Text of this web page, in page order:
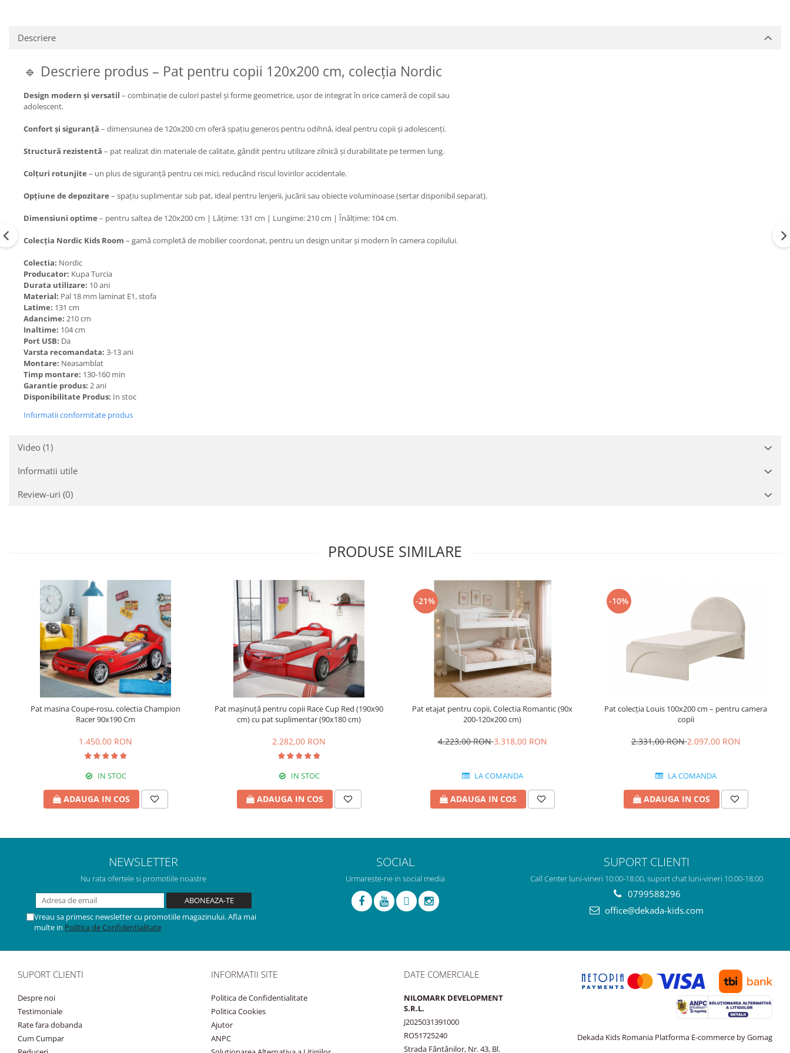
Descriere
🔹 Descriere produs – Pat pentru copii 120x200 cm, colecția Nordic
Design modern și versatil – combinație de culori pastel și forme geometrice, ușor de integrat în orice cameră de copil sau
adolescent.
Confort și siguranță – dimensiunea de 120x200 cm oferă spațiu generos pentru odihnă, ideal pentru copii și adolescenți.
Structură rezistentă – pat realizat din materiale de calitate, gândit pentru utilizare zilnică și durabilitate pe termen lung.
Colțuri rotunjite – un plus de siguranță pentru cei mici, reducând riscul lovirilor accidentale.
Opțiune de depozitare – spațiu suplimentar sub pat, ideal pentru lenjerii, jucării sau obiecte voluminoase (sertar disponibil separat).
Dimensiuni optime – pentru saltea de 120x200 cm | Lățime: 131 cm | Lungime: 210 cm | Înălțime: 104 cm.
Colecția Nordic Kids Room – gamă completă de mobilier coordonat, pentru un design unitar și modern în camera copilului.
Colectia: Nordic
Producator: Kupa Turcia
Durata utilizare: 10 ani
Material: Pal 18 mm laminat E1, stofa
Latime: 131 cm
Adancime: 210 cm
Inaltime: 104 cm
Port USB: Da
Varsta recomandata: 3-13 ani
Montare: Neasamblat
Timp montare: 130-160 min
Garantie produs: 2 ani
Disponibilitate Produs: In stoc
Informatii conformitate produs
Video (1)
Informatii utile
Review-uri (0)
PRODUSE SIMILARE
Pat masina Coupe-rosu, colectia Champion
Racer 90x190 Cm
1.450,00 RON
IN STOC
ADAUGA IN COS
Pat mașinuță pentru copii Race Cup Red (190x90
cm) cu pat suplimentar (90x180 cm)
2.282,00 RON
IN STOC
ADAUGA IN COS
-21%
Pat etajat pentru copii, Colectia Romantic (90x
200-120x200 cm)
4.223,00 RON3.318,00 RON
LA COMANDA
ADAUGA IN COS
-10%
Pat colecția Louis 100x200 cm – pentru camera
copii
2.331,00 RON2.097,00 RON
LA COMANDA
ADAUGA IN COS
NEWSLETTER
Nu rata ofertele si promotiile noastre
Vreau sa primesc newsletter cu promotiile magazinului. Afla mai
multe in Politica de Confidentialitate
SOCIAL
Urmareste-ne in social media
SUPORT CLIENTI
Call Center luni-vineri 10:00-18:00, suport chat luni-vineri 10:00-18:00
0799588296
office@dekada-kids.com
SUPORT CLIENTI
Despre noi
Testimoniale
Rate fara dobanda
Cum Cumpar
INFORMATII SITE
Politica de Confidentialitate
Politica Cookies
Ajutor
ANPC
DATE COMERCIALE
NILOMARK DEVELOPMENT
S.R.L.
J2025031391000
RO51725240
Strada Fântânilor, Nr. 43, Bl.
Dekada Kids Romania Platforma E-commerce by Gomag